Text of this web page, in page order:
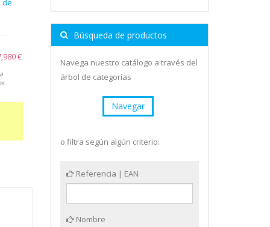
de
€
Búsqueda de productos
Navega nuestro catálogo a través del
árbol de categorías
Navegar
o filtra según algún criterio:
Referencia | EAN
Nombre